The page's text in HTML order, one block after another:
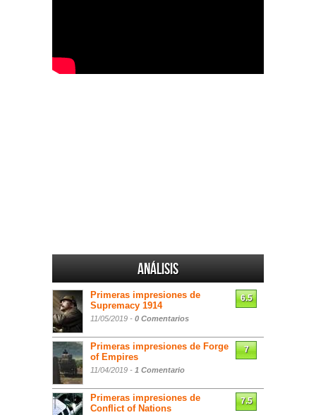
Análisis
Primeras impresiones de
Supremacy 1914
11/05/2019 - 0 Comentarios
6.5
Primeras impresiones de Forge
of Empires
11/04/2019 - 1 Comentario
7
Primeras impresiones de
Conflict of Nations
7.5